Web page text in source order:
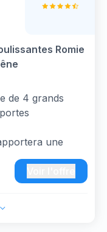
Romie
de 4 grands
une
idéale
x l.24,8 x H.13